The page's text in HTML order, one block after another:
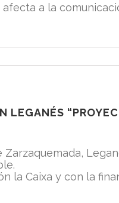
a la
LEGANÉS
la Caixa y con la